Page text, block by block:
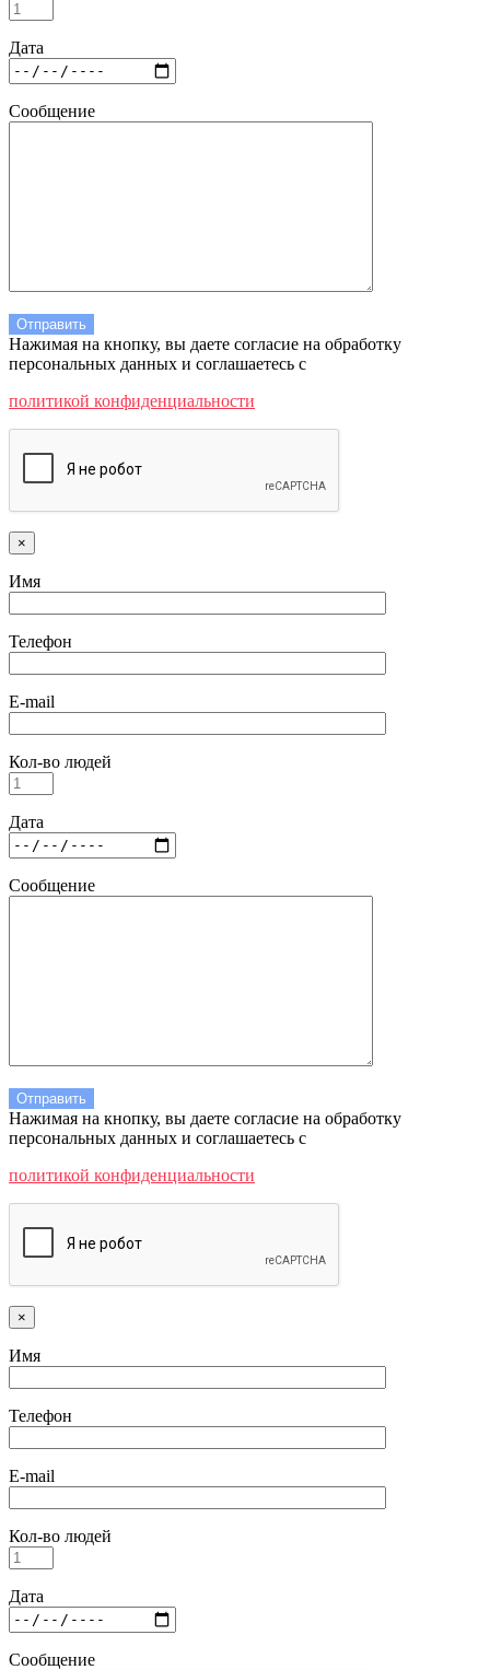
Дата
Сообщение
Нажимая на кнопку, вы даете согласие на обработку
персональных данных и соглашаетесь c
политикой конфиденциальности
×
Имя
Телефон
E-mail
Кол-во людей
Дата
Сообщение
Нажимая на кнопку, вы даете согласие на обработку
персональных данных и соглашаетесь c
политикой конфиденциальности
×
Имя
Телефон
E-mail
Кол-во людей
Дата
Сообщение